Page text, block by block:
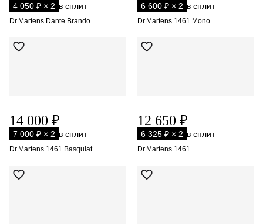
4 050 ₽ × 2 в сплит
Dr.Martens Dante Brando
6 600 ₽ × 2 в сплит
Dr.Martens 1461 Mono
14 000 ₽
7 000 ₽ × 2 в сплит
Dr.Martens 1461 Basquiat
12 650 ₽
6 325 ₽ × 2 в сплит
Dr.Martens 1461